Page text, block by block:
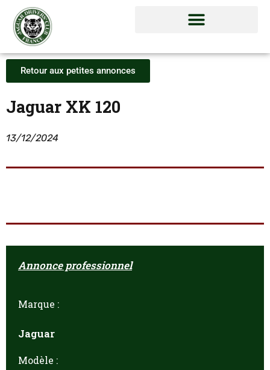
Retour aux petites annonces
Jaguar XK 120
13/12/2024
Annonce professionnel
Marque :
Jaguar
Modèle :